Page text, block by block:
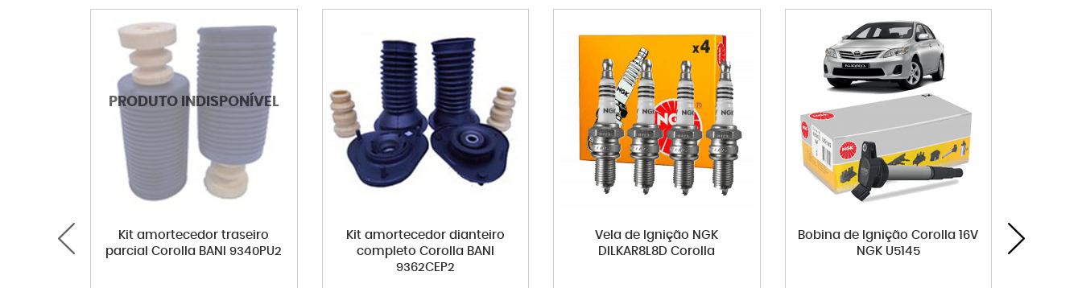
Kit amortecedor traseiro
parcial Corolla BANI 9340PU2
Kit amortecedor dianteiro
completo Corolla BANI
9362CEP2
Vela de Ignição NGK
DILKAR8L8D Corolla
Bobina de Ignição Corolla 16V
NGK U5145